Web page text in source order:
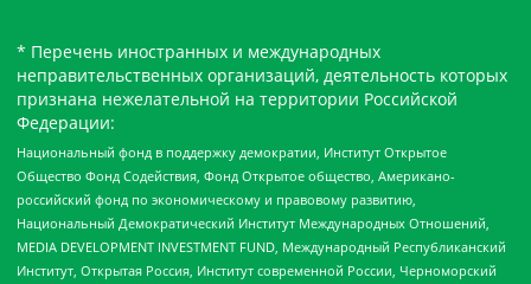
* Перечень иностранных и международных
неправительственных организаций, деятельность которых
признана нежелательной на территории Российской
Федерации:
Национальный фонд в поддержку демократии, Институт Открытое
Общество Фонд Содействия, Фонд Открытое общество, Американо-
российский фонд по экономическому и правовому развитию,
Национальный Демократический Институт Международных Отношений,
MEDIA DEVELOPMENT INVESTMENT FUND, Международный Республиканский
Институт, Открытая Россия, Институт современной России, Черноморский